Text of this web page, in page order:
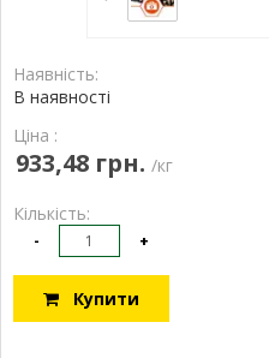
Наявність:
В наявності
Ціна :
933,48 грн. /кг
Кількість:
- +
Купити